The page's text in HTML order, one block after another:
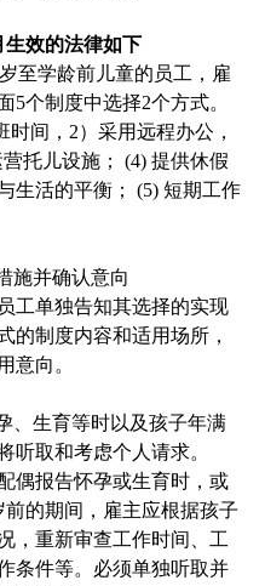
生效的法律如下
至学龄前儿童的员工，雇
5个制度中选择2个方式。
时间，2）采用远程办公，
托儿设施； (4) 提供休假
生活的平衡； (5) 短期工作
施并确认意向
工单独告知其选择的实现
的制度内容和适用场所，
意向。
、生育等时以及孩子年满
听取和考虑个人请求。
偶报告怀孕或生育时，或
前的期间，雇主应根据孩子
，重新审查工作时间、工
条件等。必须单独听取并